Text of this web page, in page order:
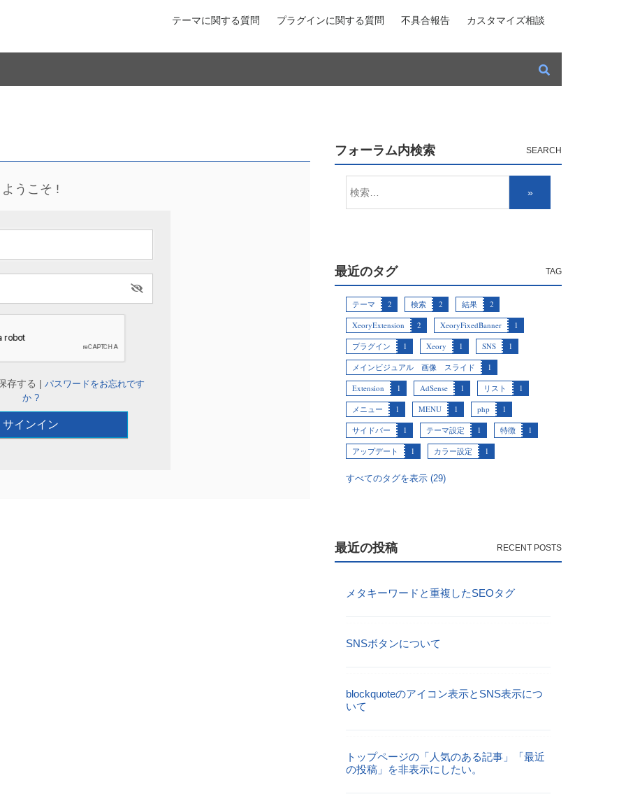
テーマに関する質問 プラグインに関する質問 不具合報告 カスタマイズ相談
ようこそ !
存する |パスワードをお忘れです
か ?
フォーラム内検索
最近のタグ
テーマ 2 検索 2 結果
2
XeoryExtension
2 XeoryFixedBanner
1
プラグイン
1 Xeory 1 SNS
1
メインビジュアル 画像 スライド
1
Extension
1 AdSense 1 リスト
1
メニュー
1 MENU 1 php
1
サイドバー
1 テーマ設定 1 特徴
1
アップデート
1 カラー設定 1
すべてのタグを表示 (29)
最近の投稿
メタキーワードと重複したSEOタグ
SNSボタンについて
blockquoteのアイコン表示とSNS表示につ
いて
トップページの「人気のある記事」「最近
の投稿」を非表示にしたい。